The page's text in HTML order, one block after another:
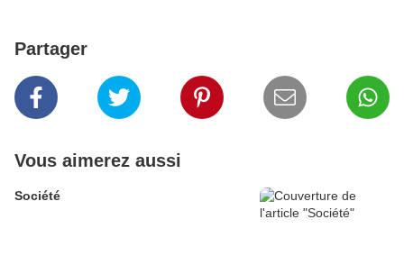
Partager
Vous aimerez aussi
Société